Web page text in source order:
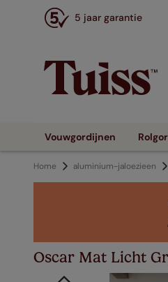
5 jaar garantie
Vouwgordijnen
Home aluminium-jaloezieen
Oscar Mat Licht